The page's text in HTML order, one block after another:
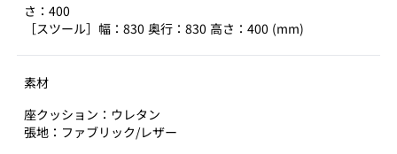
さ：400
［スツール］幅：830 奥行：830 高さ：400 (mm)
素材
座クッション：ウレタン
張地：ファブリック/レザー